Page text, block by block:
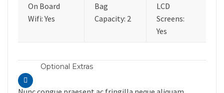
On Board
Wifi: Yes
Bag
Capacity: 2
LCD
Screens:
Yes
Optional Extras